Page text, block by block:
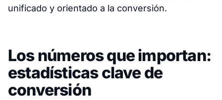
unificado y orientado a la conversión.
Los números que importan:
estadísticas clave de
conversión